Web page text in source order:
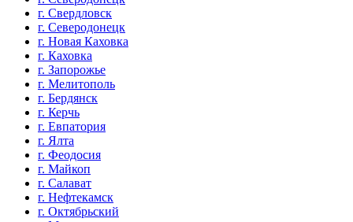
г. Свердловск
г. Северодонецк
г. Новая Каховка
г. Каховка
г. Запорожье
г. Мелитополь
г. Бердянск
г. Керчь
г. Евпатория
г. Ялта
г. Феодосия
г. Майкоп
г. Салават
г. Нефтекамск
г. Октябрьский